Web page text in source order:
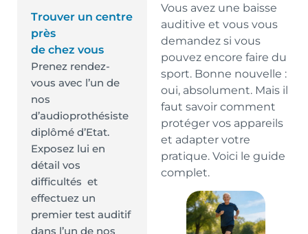
Trouver un centre
près
de chez vous
Prenez rendez-
vous avec l’un de
nos
d’audioprothésiste
diplômé d’Etat.
Exposez lui en
détail vos
difficultés et
effectuez un
premier test auditif
dans l’un de nos
Vous avez une baisse
auditive et vous vous
demandez si vous
pouvez encore faire du
sport. Bonne nouvelle :
oui, absolument. Mais il
faut savoir comment
protéger vos appareils
et adapter votre
pratique. Voici le guide
complet.